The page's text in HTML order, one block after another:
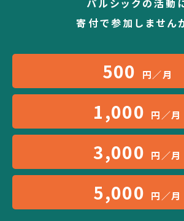
パルシックの活動
寄付で参加しません
500 円／月
1,000 円／月
3,000 円／月
5,000 円／月